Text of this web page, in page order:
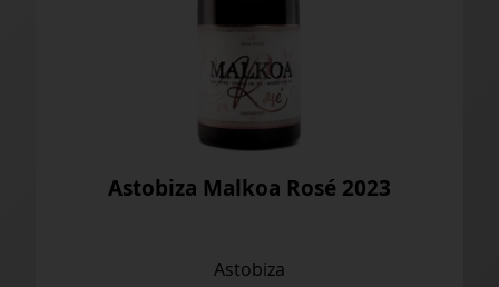
Astobiza Malkoa Rosé 2023
Astobiza